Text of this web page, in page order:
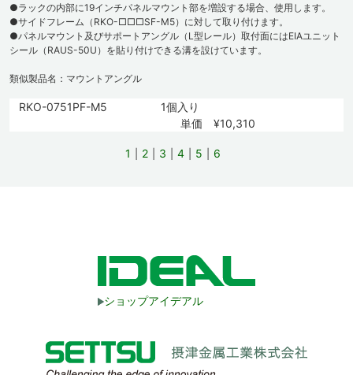
●ラックの内部に19インチパネルマウント部を増設する場合、使用します。
●サイドフレーム（RKO-□□□SF-M5）に対して取り付けます。
●パネルマウント及びサポートアングル（L型レール）取付面にはEIAユニット
シール（RAUS-50U）を貼り付けできる溝を設けています。
類似製品名：マウントアングル
RKO-0751PF-M5
1個入り
単価 ¥10,310
1 2 3 4 5 6
ショップアイデアル